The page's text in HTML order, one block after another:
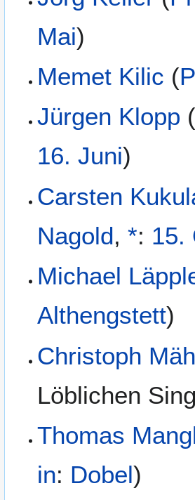
Mai)
Memet Kilic (
Jürgen Klopp
16. Juni)
Carsten
Nagold,*: 15.
Michael
Althengstett)
Christoph
Löblichen
Thomas
in: Dobel)